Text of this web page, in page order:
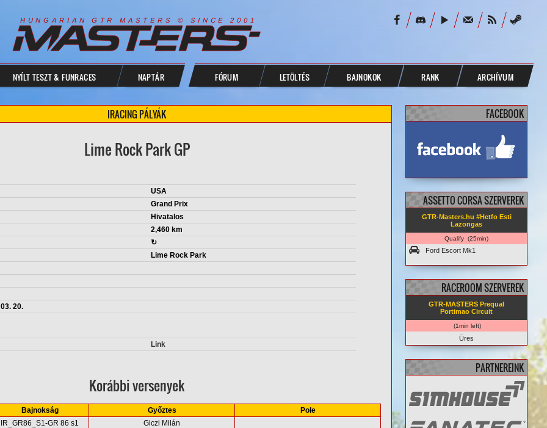
H U N G A R I A N G T R M A S T E R S © S I N C E 2 0 0 1
NYÍLT TESZT & FUNRACES NAPTÁR FÓRUM LETÖLTÉS BAJNOKOK RANK ARCHÍVUM
IRACING PÁLYÁK
Lime Rock Park GP
USA
Grand Prix
Hivatalos
2,460 km
↻
Lime Rock Park
20.
Link
Korábbi versenyek
Bajnokság Győztes
Pole
IR_GR86_S1-GR 86 s1 Giczi Milán
FACEBOOK
ASSETTO CORSA SZERVEREK
GTR-Masters.hu #Hetfo Esti
Lazongas
Qualify (25min)
Ford Escort Mk1
RACEROOM SZERVEREK
GTR-MASTERS Prequal
Portimao Circuit
(1min left)
Üres
PARTNEREINK